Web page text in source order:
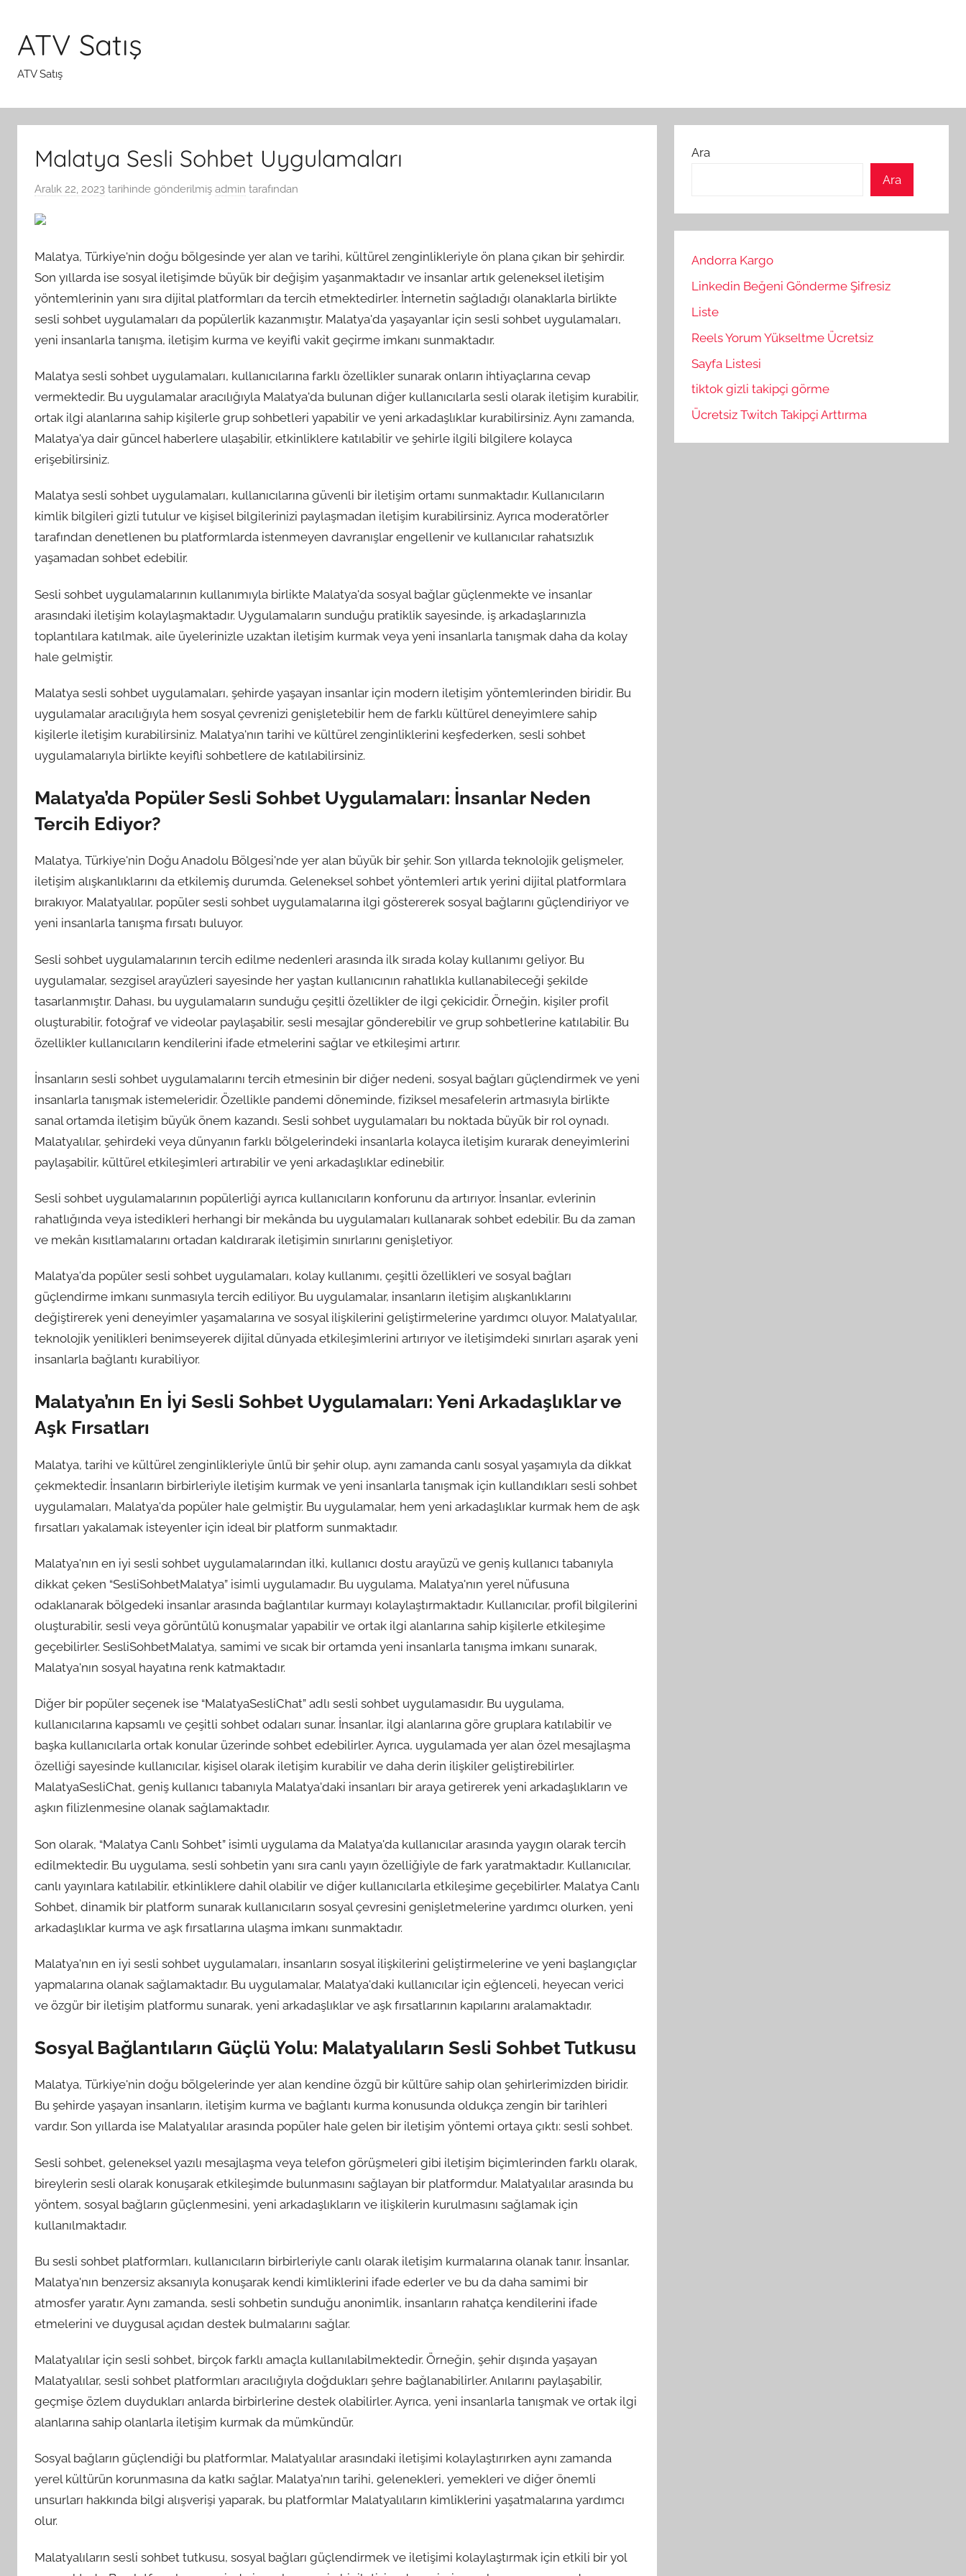
ATV Satış
ATV Satış
Malatya Sesli Sohbet Uygulamaları
Aralık 22, 2023 tarihinde gönderilmiş admin tarafından
Malatya, Türkiye'nin doğu bölgesinde yer alan ve tarihi, kültürel zenginlikleriyle ön plana çıkan bir şehirdir.
Son yıllarda ise sosyal iletişimde büyük bir değişim yaşanmaktadır ve insanlar artık geleneksel iletişim
yöntemlerinin yanı sıra dijital platformları da tercih etmektedirler. İnternetin sağladığı olanaklarla birlikte
sesli sohbet uygulamaları da popülerlik kazanmıştır. Malatya'da yaşayanlar için sesli sohbet uygulamaları,
yeni insanlarla tanışma, iletişim kurma ve keyifli vakit geçirme imkanı sunmaktadır.
Malatya sesli sohbet uygulamaları, kullanıcılarına farklı özellikler sunarak onların ihtiyaçlarına cevap
vermektedir. Bu uygulamalar aracılığıyla Malatya'da bulunan diğer kullanıcılarla sesli olarak iletişim kurabilir,
ortak ilgi alanlarına sahip kişilerle grup sohbetleri yapabilir ve yeni arkadaşlıklar kurabilirsiniz. Aynı zamanda,
Malatya'ya dair güncel haberlere ulaşabilir, etkinliklere katılabilir ve şehirle ilgili bilgilere kolayca
erişebilirsiniz.
Malatya sesli sohbet uygulamaları, kullanıcılarına güvenli bir iletişim ortamı sunmaktadır. Kullanıcıların
kimlik bilgileri gizli tutulur ve kişisel bilgilerinizi paylaşmadan iletişim kurabilirsiniz. Ayrıca moderatörler
tarafından denetlenen bu platformlarda istenmeyen davranışlar engellenir ve kullanıcılar rahatsızlık
yaşamadan sohbet edebilir.
Sesli sohbet uygulamalarının kullanımıyla birlikte Malatya'da sosyal bağlar güçlenmekte ve insanlar
arasındaki iletişim kolaylaşmaktadır. Uygulamaların sunduğu pratiklik sayesinde, iş arkadaşlarınızla
toplantılara katılmak, aile üyelerinizle uzaktan iletişim kurmak veya yeni insanlarla tanışmak daha da kolay
hale gelmiştir.
Malatya sesli sohbet uygulamaları, şehirde yaşayan insanlar için modern iletişim yöntemlerinden biridir. Bu
uygulamalar aracılığıyla hem sosyal çevrenizi genişletebilir hem de farklı kültürel deneyimlere sahip
kişilerle iletişim kurabilirsiniz. Malatya'nın tarihi ve kültürel zenginliklerini keşfederken, sesli sohbet
uygulamalarıyla birlikte keyifli sohbetlere de katılabilirsiniz.
Malatya’da Popüler Sesli Sohbet Uygulamaları: İnsanlar Neden
Tercih Ediyor?
Malatya, Türkiye'nin Doğu Anadolu Bölgesi'nde yer alan büyük bir şehir. Son yıllarda teknolojik gelişmeler,
iletişim alışkanlıklarını da etkilemiş durumda. Geleneksel sohbet yöntemleri artık yerini dijital platformlara
bırakıyor. Malatyalılar, popüler sesli sohbet uygulamalarına ilgi göstererek sosyal bağlarını güçlendiriyor ve
yeni insanlarla tanışma fırsatı buluyor.
Sesli sohbet uygulamalarının tercih edilme nedenleri arasında ilk sırada kolay kullanımı geliyor. Bu
uygulamalar, sezgisel arayüzleri sayesinde her yaştan kullanıcının rahatlıkla kullanabileceği şekilde
tasarlanmıştır. Dahası, bu uygulamaların sunduğu çeşitli özellikler de ilgi çekicidir. Örneğin, kişiler profil
oluşturabilir, fotoğraf ve videolar paylaşabilir, sesli mesajlar gönderebilir ve grup sohbetlerine katılabilir. Bu
özellikler kullanıcıların kendilerini ifade etmelerini sağlar ve etkileşimi artırır.
İnsanların sesli sohbet uygulamalarını tercih etmesinin bir diğer nedeni, sosyal bağları güçlendirmek ve yeni
insanlarla tanışmak istemeleridir. Özellikle pandemi döneminde, fiziksel mesafelerin artmasıyla birlikte
sanal ortamda iletişim büyük önem kazandı. Sesli sohbet uygulamaları bu noktada büyük bir rol oynadı.
Malatyalılar, şehirdeki veya dünyanın farklı bölgelerindeki insanlarla kolayca iletişim kurarak deneyimlerini
paylaşabilir, kültürel etkileşimleri artırabilir ve yeni arkadaşlıklar edinebilir.
Sesli sohbet uygulamalarının popülerliği ayrıca kullanıcıların konforunu da artırıyor. İnsanlar, evlerinin
rahatlığında veya istedikleri herhangi bir mekânda bu uygulamaları kullanarak sohbet edebilir. Bu da zaman
ve mekân kısıtlamalarını ortadan kaldırarak iletişimin sınırlarını genişletiyor.
Malatya'da popüler sesli sohbet uygulamaları, kolay kullanımı, çeşitli özellikleri ve sosyal bağları
güçlendirme imkanı sunmasıyla tercih ediliyor. Bu uygulamalar, insanların iletişim alışkanlıklarını
değiştirerek yeni deneyimler yaşamalarına ve sosyal ilişkilerini geliştirmelerine yardımcı oluyor. Malatyalılar,
teknolojik yenilikleri benimseyerek dijital dünyada etkileşimlerini artırıyor ve iletişimdeki sınırları aşarak yeni
insanlarla bağlantı kurabiliyor.
Malatya’nın En İyi Sesli Sohbet Uygulamaları: Yeni Arkadaşlıklar ve
Aşk Fırsatları
Malatya, tarihi ve kültürel zenginlikleriyle ünlü bir şehir olup, aynı zamanda canlı sosyal yaşamıyla da dikkat
çekmektedir. İnsanların birbirleriyle iletişim kurmak ve yeni insanlarla tanışmak için kullandıkları sesli sohbet
uygulamaları, Malatya'da popüler hale gelmiştir. Bu uygulamalar, hem yeni arkadaşlıklar kurmak hem de aşk
fırsatları yakalamak isteyenler için ideal bir platform sunmaktadır.
Malatya'nın en iyi sesli sohbet uygulamalarından ilki, kullanıcı dostu arayüzü ve geniş kullanıcı tabanıyla
dikkat çeken “SesliSohbetMalatya” isimli uygulamadır. Bu uygulama, Malatya'nın yerel nüfusuna
odaklanarak bölgedeki insanlar arasında bağlantılar kurmayı kolaylaştırmaktadır. Kullanıcılar, profil bilgilerini
oluşturabilir, sesli veya görüntülü konuşmalar yapabilir ve ortak ilgi alanlarına sahip kişilerle etkileşime
geçebilirler. SesliSohbetMalatya, samimi ve sıcak bir ortamda yeni insanlarla tanışma imkanı sunarak,
Malatya'nın sosyal hayatına renk katmaktadır.
Diğer bir popüler seçenek ise “MalatyaSesliChat” adlı sesli sohbet uygulamasıdır. Bu uygulama,
kullanıcılarına kapsamlı ve çeşitli sohbet odaları sunar. İnsanlar, ilgi alanlarına göre gruplara katılabilir ve
başka kullanıcılarla ortak konular üzerinde sohbet edebilirler. Ayrıca, uygulamada yer alan özel mesajlaşma
özelliği sayesinde kullanıcılar, kişisel olarak iletişim kurabilir ve daha derin ilişkiler geliştirebilirler.
MalatyaSesliChat, geniş kullanıcı tabanıyla Malatya'daki insanları bir araya getirerek yeni arkadaşlıkların ve
aşkın filizlenmesine olanak sağlamaktadır.
Son olarak, “Malatya Canlı Sohbet” isimli uygulama da Malatya'da kullanıcılar arasında yaygın olarak tercih
edilmektedir. Bu uygulama, sesli sohbetin yanı sıra canlı yayın özelliğiyle de fark yaratmaktadır. Kullanıcılar,
canlı yayınlara katılabilir, etkinliklere dahil olabilir ve diğer kullanıcılarla etkileşime geçebilirler. Malatya Canlı
Sohbet, dinamik bir platform sunarak kullanıcıların sosyal çevresini genişletmelerine yardımcı olurken, yeni
arkadaşlıklar kurma ve aşk fırsatlarına ulaşma imkanı sunmaktadır.
Malatya'nın en iyi sesli sohbet uygulamaları, insanların sosyal ilişkilerini geliştirmelerine ve yeni başlangıçlar
yapmalarına olanak sağlamaktadır. Bu uygulamalar, Malatya'daki kullanıcılar için eğlenceli, heyecan verici
ve özgür bir iletişim platformu sunarak, yeni arkadaşlıklar ve aşk fırsatlarının kapılarını aralamaktadır.
Sosyal Bağlantıların Güçlü Yolu: Malatyalıların Sesli Sohbet Tutkusu
Malatya, Türkiye'nin doğu bölgelerinde yer alan kendine özgü bir kültüre sahip olan şehirlerimizden biridir.
Bu şehirde yaşayan insanların, iletişim kurma ve bağlantı kurma konusunda oldukça zengin bir tarihleri
vardır. Son yıllarda ise Malatyalılar arasında popüler hale gelen bir iletişim yöntemi ortaya çıktı: sesli sohbet.
Sesli sohbet, geleneksel yazılı mesajlaşma veya telefon görüşmeleri gibi iletişim biçimlerinden farklı olarak,
bireylerin sesli olarak konuşarak etkileşimde bulunmasını sağlayan bir platformdur. Malatyalılar arasında bu
yöntem, sosyal bağların güçlenmesini, yeni arkadaşlıkların ve ilişkilerin kurulmasını sağlamak için
kullanılmaktadır.
Bu sesli sohbet platformları, kullanıcıların birbirleriyle canlı olarak iletişim kurmalarına olanak tanır. İnsanlar,
Malatya'nın benzersiz aksanıyla konuşarak kendi kimliklerini ifade ederler ve bu da daha samimi bir
atmosfer yaratır. Aynı zamanda, sesli sohbetin sunduğu anonimlik, insanların rahatça kendilerini ifade
etmelerini ve duygusal açıdan destek bulmalarını sağlar.
Malatyalılar için sesli sohbet, birçok farklı amaçla kullanılabilmektedir. Örneğin, şehir dışında yaşayan
Malatyalılar, sesli sohbet platformları aracılığıyla doğdukları şehre bağlanabilirler. Anılarını paylaşabilir,
geçmişe özlem duydukları anlarda birbirlerine destek olabilirler. Ayrıca, yeni insanlarla tanışmak ve ortak ilgi
alanlarına sahip olanlarla iletişim kurmak da mümkündür.
Sosyal bağların güçlendiği bu platformlar, Malatyalılar arasındaki iletişimi kolaylaştırırken aynı zamanda
yerel kültürün korunmasına da katkı sağlar. Malatya'nın tarihi, gelenekleri, yemekleri ve diğer önemli
unsurları hakkında bilgi alışverişi yaparak, bu platformlar Malatyalıların kimliklerini yaşatmalarına yardımcı
olur.
Malatyalıların sesli sohbet tutkusu, sosyal bağları güçlendirmek ve iletişimi kolaylaştırmak için etkili bir yol
Ara
Ara
Andorra Kargo
Linkedin Beğeni Gönderme Şifresiz
Liste
Reels Yorum Yükseltme Ücretsiz
Sayfa Listesi
tiktok gizli takipçi görme
Ücretsiz Twitch Takipçi Arttırma